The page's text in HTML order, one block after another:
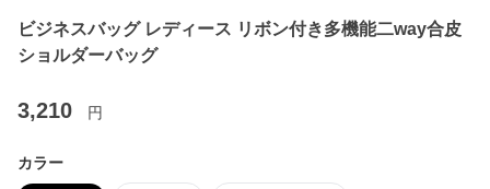
ビジネスバッグ レディース リボン付き多機能二way合皮
ショルダーバッグ
3,210 円
カラー